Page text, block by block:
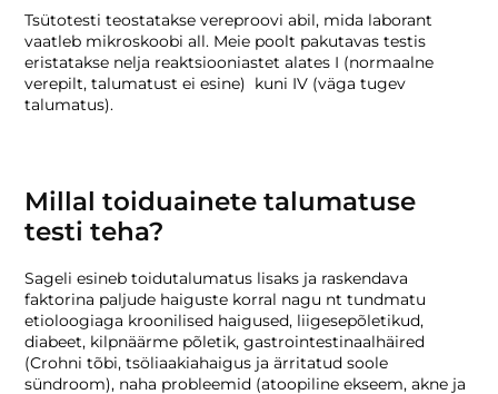
Tsütotesti teostatakse vereproovi abil, mida laborant
vaatleb mikroskoobi all. Meie poolt pakutavas testis
eristatakse nelja reaktsiooniastet alates I (normaalne
verepilt, talumatust ei esine) kuni IV (väga tugev
talumatus).
Millal toiduainete talumatuse
testi teha?
Sageli esineb toidutalumatus lisaks ja raskendava
faktorina paljude haiguste korral nagu nt tundmatu
etioloogiaga kroonilised haigused, liigesepõletikud,
diabeet, kilpnäärme põletik, gastrointestinaalhäired
(Crohni tõbi, tsöliaakiahaigus ja ärritatud soole
sündroom), naha probleemid (atoopiline ekseem, akne ja